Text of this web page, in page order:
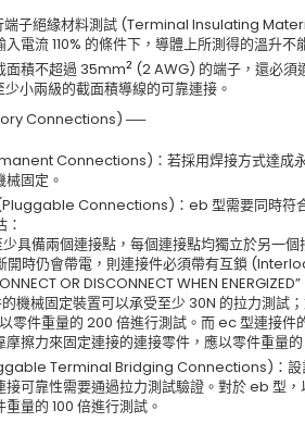
子絕緣材料測試 (Terminal Insulating
電流 110% 的條件下，導體上所測得的溫升不
面積不超過 35mm2 (2 AWG) 的端子，還必須
小兩級的截面積導線的可靠連接。
Connections) ──
Connections)：若採用焊接方式達成
固定。
Connections)：eb 型需要同時符
少具備兩個連接點，每個連接點均獨立於另一個
開時仍會帶電，則連接件必須帶有互鎖
OR DISCONNECT WHEN ENERGIZED”
機械固定裝置可以承受至少 30N 的拉力測試
零件重量的 200 倍進行測試。而 ec 型連接件
摩擦力來固定連接的連接零件，應以零件重量的
Terminal Bridging Connections)：設
接可靠性需要通過拉力測試驗證。對於 eb 型
量的 100 倍進行測試。